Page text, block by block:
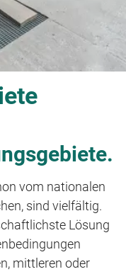
vom nationalen
sind vielfältig.
Lösung
mittleren oder